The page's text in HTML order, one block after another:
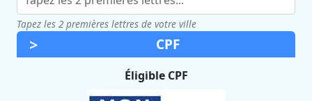
Tapez les 2 premières lettres de votre ville
CPF
Éligible CPF